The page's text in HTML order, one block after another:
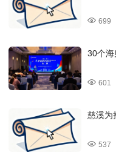
699
30个海
601
慈溪为
537